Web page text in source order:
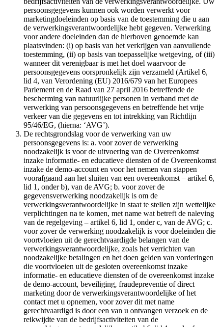
persoonsgegevens kunnen ook worden verwerkt voor
marketingdoeleinden op basis van de toestemming die u aan
de verwerkingsverantwoordelijke hebt gegeven. Verwerking
voor andere doeleinden dan de hierboven genoemde kan
plaatsvinden: (i) op basis van het verkrijgen van aanvullende
toestemming, (ii) op basis van toepasselijke wetgeving, of (iii)
wanneer dit verenigbaar is met het doel waarvoor de
persoonsgegevens oorspronkelijk zijn verzameld (Artikel 6,
lid 4, van Verordening (EU) 2016/679 van het Europees
Parlement en de Raad van 27 april 2016 betreffende de
bescherming van natuurlijke personen in verband met de
verwerking van persoonsgegevens en betreffende het vrije
verkeer van die gegevens en tot intrekking van Richtlijn
95/46/EG, (hierna: ‘AVG’).
De rechtsgrondslag voor de verwerking van uw
persoonsgegevens is: a. voor zover de verwerking
noodzakelijk is voor de uitvoering van de Overeenkomst
inzake informatie- en educatieve diensten of de Overeenkomst
inzake de demo-account en voor het nemen van stappen
voorafgaand aan het sluiten van een overeenkomst – artikel 6,
lid 1, onder b), van de AVG; b. voor zover de
gegevensverwerking noodzakelijk is om de
verwerkingsverantwoordelijke in staat te stellen zijn wettelijke
verplichtingen na te komen, met name wat betreft de naleving
van de regelgeving – artikel 6, lid 1, onder c, van de AVG; c.
voor zover de verwerking noodzakelijk is voor doeleinden die
voortvloeien uit de gerechtvaardigde belangen van de
verwerkingsverantwoordelijke, zoals het verrichten van
noodzakelijke betalingen en het doen gelden van vorderingen
die voortvloeien uit de gesloten overeenkomst inzake
informatie- en educatieve diensten of de overeenkomst inzake
de demo-account, beveiliging, fraudepreventie of direct
marketing door de verwerkingsverantwoordelijke of het
contact met u opnemen, voor zover dit met name
gerechtvaardigd is door een van u ontvangen verzoek en de
reikwijdte van de bedrijfsactiviteiten van de